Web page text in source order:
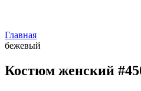
Главная
бежевый
Костюм женский